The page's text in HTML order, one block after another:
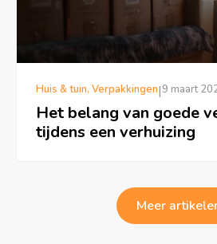
Huis & tuin, Verpakkingen|9 maart
Het belang van goede
tijdens een verhuizing
Meer